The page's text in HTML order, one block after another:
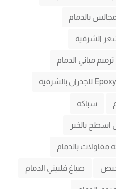
مجالس بالدمام
الشرقية
ترميم مباني الدمام
سباكة
بالخبر
مقاولات بالدمام
صباغ فلبيني الدمام